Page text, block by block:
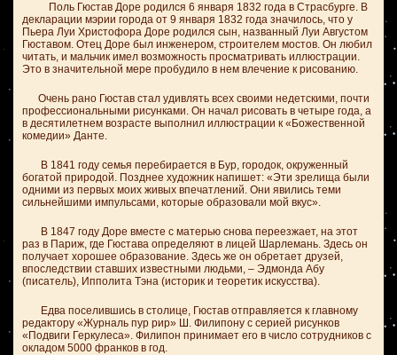
Поль Гюстав Доре родился 6 января 1832 года в Страсбурге. В
декларации мэрии города от 9 января 1832 года значилось, что у
Пьера Луи Христофора Доре родился сын, названный Луи Августом
Гюставом. Отец Доре был инженером, строителем мостов. Он любил
читать, и мальчик имел возможность просматривать иллюстрации.
Это в значительной мере пробудило в нем влечение к рисованию.
Очень рано Гюстав стал удивлять всех своими недетскими, почти
профессиональными рисунками. Он начал рисовать в четыре года, а
в десятилетнем возрасте выполнил иллюстрации к «Божественной
комедии» Данте.
В 1841 году семья перебирается в Бур, городок, окруженный
богатой природой. Позднее художник напишет: «Эти зрелища были
одними из первых моих живых впечатлений. Они явились теми
сильнейшими импульсами, которые образовали мой вкус».
В 1847 году Доре вместе с матерью снова переезжает, на этот
раз в Париж, где Гюстава определяют в лицей Шарлемань. Здесь он
получает хорошее образование. Здесь же он обретает друзей,
впоследствии ставших известными людьми, – Эдмонда Абу
(писатель), Ипполита Тэна (историк и теоретик искусства).
Едва поселившись в столице, Гюстав отправляется к главному
редактору «Журналь пур рир» Ш. Филипону с серией рисунков
«Подвиги Геркулеса». Филипон принимает его в число сотрудников с
окладом 5000 франков в год.